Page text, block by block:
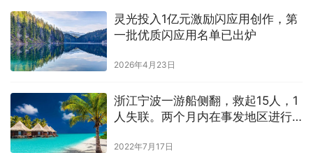
灵光投入1亿元激励闪应用创作，第
一批优质闪应用名单已出炉
2026年4月23日
浙江宁波一游船侧翻，救起15人，1
人失联。两个月内在事发地区进行
2022年7月17日